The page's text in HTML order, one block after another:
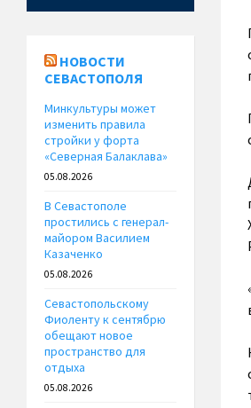
НОВОСТИ
СЕВАСТОПОЛЯ
Минкультуры может
изменить правила
стройки у форта
«Северная Балаклава»
05.08.2026
В Севастополе
простились с генерал-
майором Василием
Казаченко
05.08.2026
Севастопольскому
Фиоленту к сентябрю
обещают новое
пространство для
отдыха
05.08.2026